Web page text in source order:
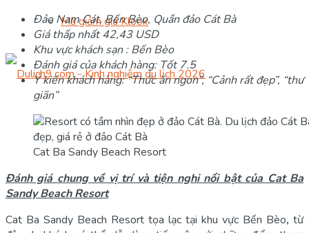
Mã giảm giá Klook
Đảo Nam Cát, Bến Bèo, Quần đảo Cát Bà
Giá thấp nhất 42,43 USD
Khu vực khách sạn : Bến Bèo
Đánh giá của khách hàng: Tốt 7.5
Ý kiến khách hàng: “Thức ăn ngon”, “Cảnh rất đẹp”, “thư
giãn”
Cat Ba Sandy Beach Resort
Đánh giá chung về vị trí và tiện nghi nổi bật của Cat Ba
Sandy Beach Resort
Cat Ba Sandy Beach Resort tọa lạc tại khu vực Bến Bèo, từ